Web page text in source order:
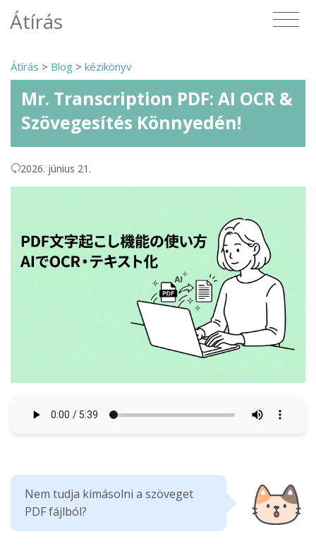
Átírás
Átírás > Blog > kézikönyv
Mr. Transcription PDF: AI OCR &
Szövegesítés Könnyedén!
2026. június 21.
Nem tudja kimásolni a szöveget
PDF fájlból?